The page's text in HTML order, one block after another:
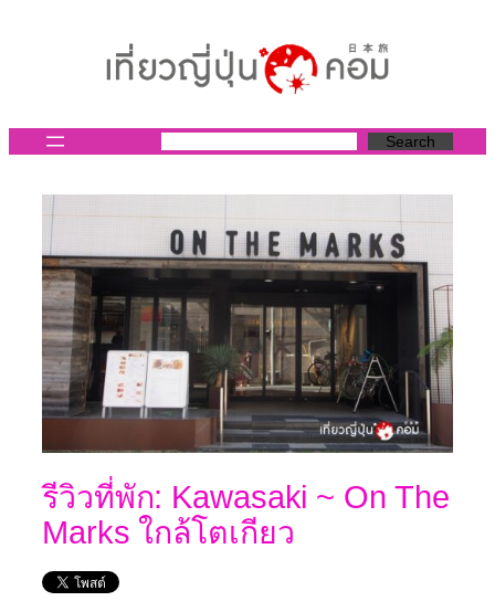
Search
รีวิวที่พัก: Kawasaki ~ On The
Marks ใกล้โตเกียว